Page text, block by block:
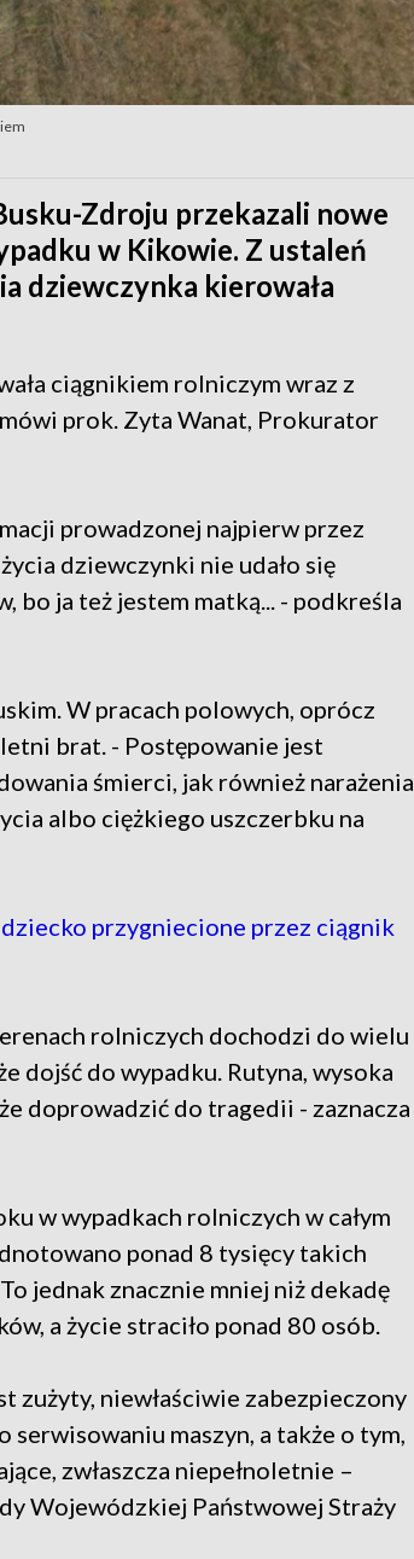
Zdroju przekazali nowe
w Kikowie. Z ustaleń
dziewczynka kierowała
ciągnikiem rolniczym wraz z
prok. Zyta Wanat, Prokurator
prowadzonej najpierw przez
dziewczynki nie udało się
bo ja też jestem matką... - podkreśla
W pracach polowych, oprócz
brat. - Postępowanie jest
śmierci, jak również narażenia
albo ciężkiego uszczerbku na
przygniecione przez ciągnik
rolniczych dochodzi do wielu
dojść do wypadku. Rutyna, wysoka
doprowadzić do tragedii - zaznacza
w wypadkach rolniczych w całym
ponad 8 tysięcy takich
jednak znacznie mniej niż dekadę
a życie straciło ponad 80 osób.
zużyty, niewłaściwie zabezpieczony
maszyn, a także o tym,
zwłaszcza niepełnoletnie –
Wojewódzkiej Państwowej Straży